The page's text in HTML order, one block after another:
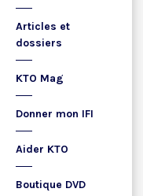
Articles et
dossiers
KTO Mag
Donner mon IFI
Aider KTO
Boutique DVD